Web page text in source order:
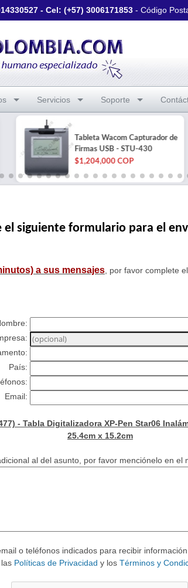
- Cel: (+57) 3006171853 - Código
Servicios Soporte
Tableta Wacom Capturador de
Firmas USB - STU-430
$1,204,000 COP
el siguiente formulario para el
a sus mensajes , por favor complete
País:
Email:
- Tabla Digitalizadora XP-Pen Star06
25.4cm x 15.2cm
al del asunto, por favor menciónelo en el
o teléfonos indicados para recibir
Políticas de Privacidad y los Términos y